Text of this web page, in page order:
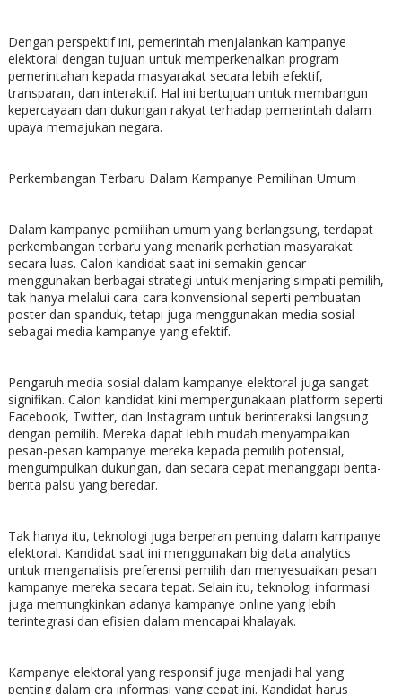
Dengan perspektif ini, pemerintah menjalankan kampanye
elektoral dengan tujuan untuk memperkenalkan program
pemerintahan kepada masyarakat secara lebih efektif,
transparan, dan interaktif. Hal ini bertujuan untuk membangun
kepercayaan dan dukungan rakyat terhadap pemerintah dalam
upaya memajukan negara.
Perkembangan Terbaru Dalam Kampanye Pemilihan Umum
Dalam kampanye pemilihan umum yang berlangsung, terdapat
perkembangan terbaru yang menarik perhatian masyarakat
secara luas. Calon kandidat saat ini semakin gencar
menggunakan berbagai strategi untuk menjaring simpati pemilih,
tak hanya melalui cara-cara konvensional seperti pembuatan
poster dan spanduk, tetapi juga menggunakan media sosial
sebagai media kampanye yang efektif.
Pengaruh media sosial dalam kampanye elektoral juga sangat
signifikan. Calon kandidat kini mempergunakaan platform seperti
Facebook, Twitter, dan Instagram untuk berinteraksi langsung
dengan pemilih. Mereka dapat lebih mudah menyampaikan
pesan-pesan kampanye mereka kepada pemilih potensial,
mengumpulkan dukungan, dan secara cepat menanggapi berita-
berita palsu yang beredar.
Tak hanya itu, teknologi juga berperan penting dalam kampanye
elektoral. Kandidat saat ini menggunakan big data analytics
untuk menganalisis preferensi pemilih dan menyesuaikan pesan
kampanye mereka secara tepat. Selain itu, teknologi informasi
juga memungkinkan adanya kampanye online yang lebih
terintegrasi dan efisien dalam mencapai khalayak.
Kampanye elektoral yang responsif juga menjadi hal yang
penting dalam era informasi yang cepat ini. Kandidat harus